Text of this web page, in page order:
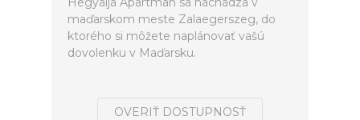
maďarskom meste Zalaegerszeg, do
ktorého si môžete naplánovať vašú
dovolenku v Maďarsku.
OVERIŤ DOSTUPNOSŤ